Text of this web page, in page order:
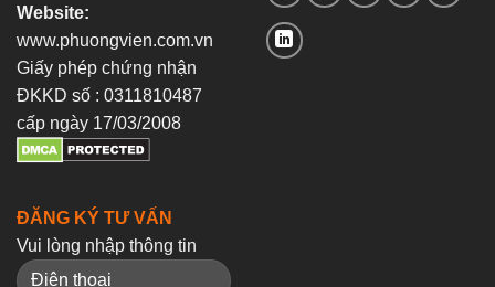
Website:
www.phuongvien.com.vn
Giấy phép chứng nhận
ĐKKD số : 0311810487
cấp ngày 17/03/2008
ĐĂNG KÝ TƯ VẤN
Vui lòng nhập thông tin